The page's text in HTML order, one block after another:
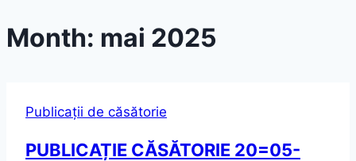
Month: mai 2025
Publicații de căsătorie
PUBLICAȚIE CĂSĂTORIE 20=05-